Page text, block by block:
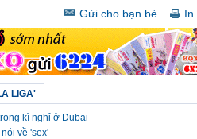
Gửi cho bạn bè
In
LIGA'
kì nghỉ ở Dubai
về 'sex'